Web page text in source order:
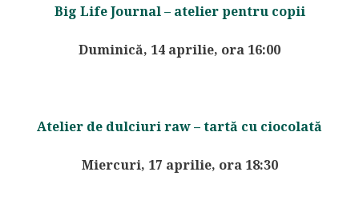
Big Life Journal – atelier pentru copii
Duminică, 14 aprilie, ora 16:00
Atelier de dulciuri raw – tartă cu ciocolată
Miercuri, 17 aprilie, ora 18:30